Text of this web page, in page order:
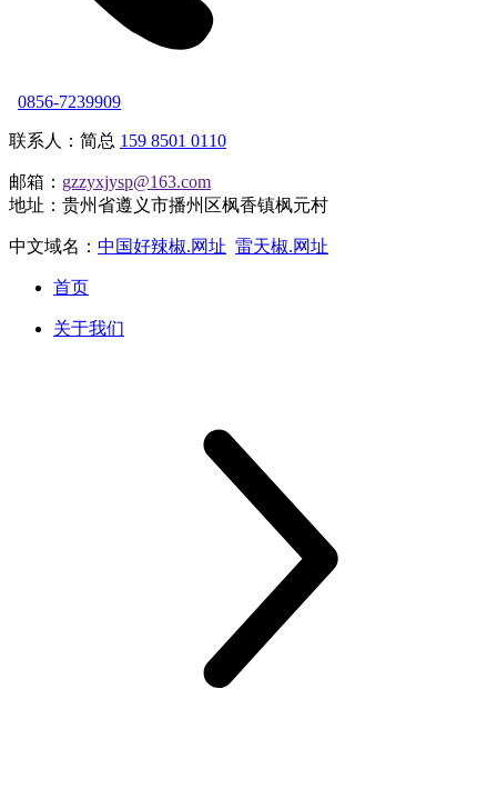
0856-7239909
联系人：简总 159 8501 0110
邮箱： gzzyxjysp@163.com
地址：贵州省遵义市播州区枫香镇枫元村
中文域名： 中国好辣椒.网址 雷天椒.网址
首页
关于我们